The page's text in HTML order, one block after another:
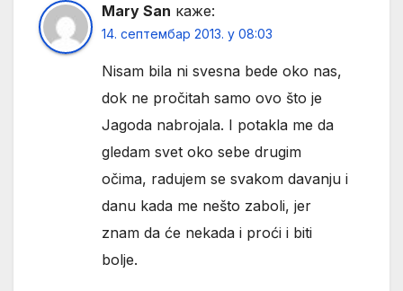
Mary San каже:
14. септембар 2013. у 08:03
Nisam bila ni svesna bede oko nas,
dok ne pročitah samo ovo što je
Jagoda nabrojala. I potakla me da
gledam svet oko sebe drugim
očima, radujem se svakom davanju i
danu kada me nešto zaboli, jer
znam da će nekada i proći i biti
bolje.